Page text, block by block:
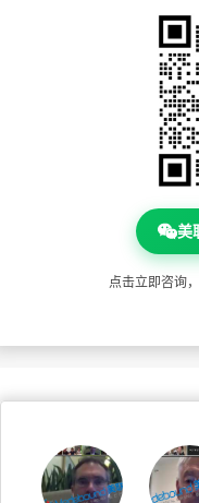
美
点击立即咨询